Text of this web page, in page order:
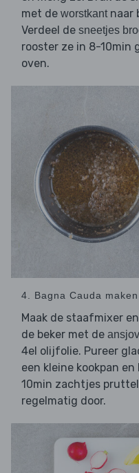
met de worstkantnaar
Verdeel de sneetjes
rooster ze in 8-10min
oven.
4. Bagna Cauda maken
Maak de staafmixer
de beker met de
4el olijfolie. Pureer
een kleine kookpan en
10min zachtjes
regelmatig door.